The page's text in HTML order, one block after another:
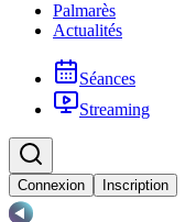
Palmarès
Actualités
Séances
Streaming
Connexion Inscription